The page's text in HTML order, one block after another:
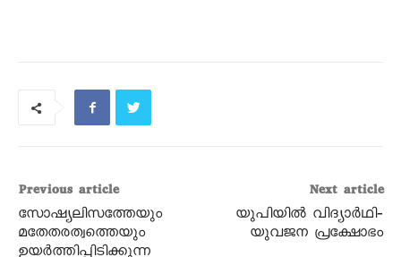
Previous article
സോഷ്യലിസത്തേയും
മതേതരത്വത്തെയും
Next article
യുപിയിൽ വിദ്യാർഥി‐
യുവജന പ്രക്ഷോഭം